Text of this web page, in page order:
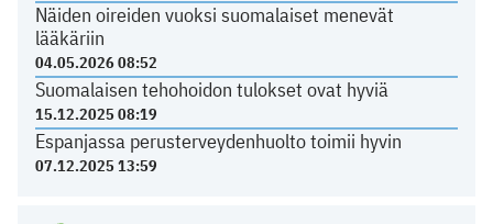
Näiden oireiden vuoksi suomalaiset menevät
lääkäriin
04.05.2026 08:52
Suomalaisen tehohoidon tulokset ovat hyviä
15.12.2025 08:19
Espanjassa perusterveydenhuolto toimii hyvin
07.12.2025 13:59